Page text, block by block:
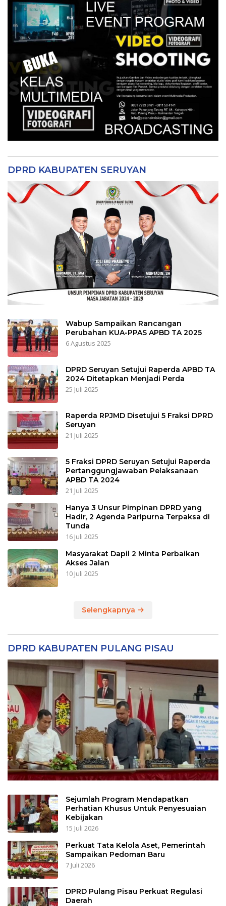
DPRD KABUPATEN SERUYAN
Wabup Sampaikan Rancangan
Perubahan KUA-PPAS APBD TA 2025
6 Agustus 2025
DPRD Seruyan Setujui Raperda APBD TA
2024 Ditetapkan Menjadi Perda
25 Juli 2025
Raperda RPJMD Disetujui 5 Fraksi DPRD
Seruyan
21 Juli 2025
5 Fraksi DPRD Seruyan Setujui Raperda
Pertanggungjawaban Pelaksanaan
APBD TA 2024
21 Juli 2025
Hanya 3 Unsur Pimpinan DPRD yang
Hadir, 2 Agenda Paripurna Terpaksa di
Tunda
16 Juli 2025
Masyarakat Dapil 2 Minta Perbaikan
Akses Jalan
10 Juli 2025
Selengkapnya
DPRD KABUPATEN PULANG PISAU
Sejumlah Program Mendapatkan
Perhatian Khusus Untuk Penyesuaian
Kebijakan
15 Juli 2026
Perkuat Tata Kelola Aset, Pemerintah
Sampaikan Pedoman Baru
7 Juli 2026
DPRD Pulang Pisau Perkuat Regulasi
Daerah